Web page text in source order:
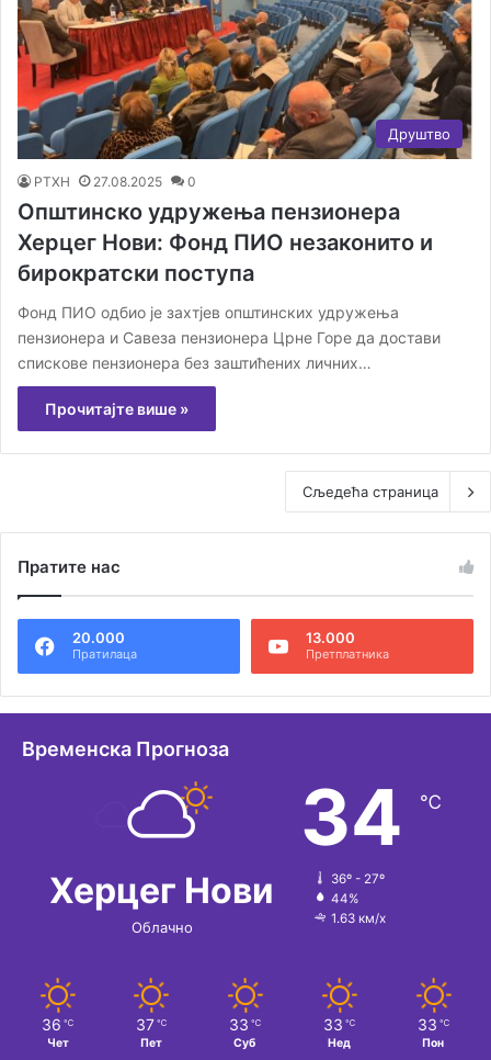
Друштво
РТХН 27.08.2025 0
Општинско удружења пензионера
Херцег Нови: Фонд ПИО незаконито и
бирократски поступа
Фонд ПИО одбио је захтјев општинских удружења
пензионера и Савеза пензионера Црне Горе да достави
спискове пензионера без заштићених личних…
Прочитајте више »
Сљедећа страница
Пратите нас
20.000
Пратилаца
13.000
Претплатника
Временска Прогноза
Херцег Нови
Облачно
34 ℃
36º - 27º
44%
1.63 км/х
36 ℃
Чет
37 ℃
Пет
33 ℃
Суб
33 ℃
Нед
33 ℃
Пон